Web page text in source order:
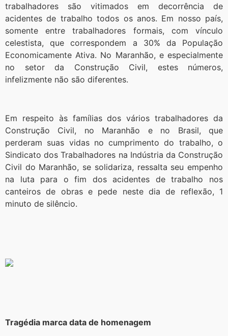
trabalhadores são vitimados em decorrência de
acidentes de trabalho todos os anos. Em nosso país,
somente entre trabalhadores formais, com vínculo
celestista, que correspondem a 30% da População
Economicamente Ativa. No Maranhão, e especialmente
no setor da Construção Civil, estes números,
infelizmente não são diferentes.
Em respeito às famílias dos vários trabalhadores da
Construção Civil, no Maranhão e no Brasil, que
perderam suas vidas no cumprimento do trabalho, o
Sindicato dos Trabalhadores na Indústria da Construção
Civil do Maranhão, se solidariza, ressalta seu empenho
na luta para o fim dos acidentes de trabalho nos
canteiros de obras e pede neste dia de reflexão, 1
minuto de silêncio.
Tragédia marca data de homenagem